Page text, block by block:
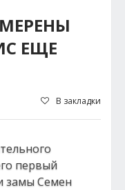
ЕЩЕ
В закладки
первый
замы Семен